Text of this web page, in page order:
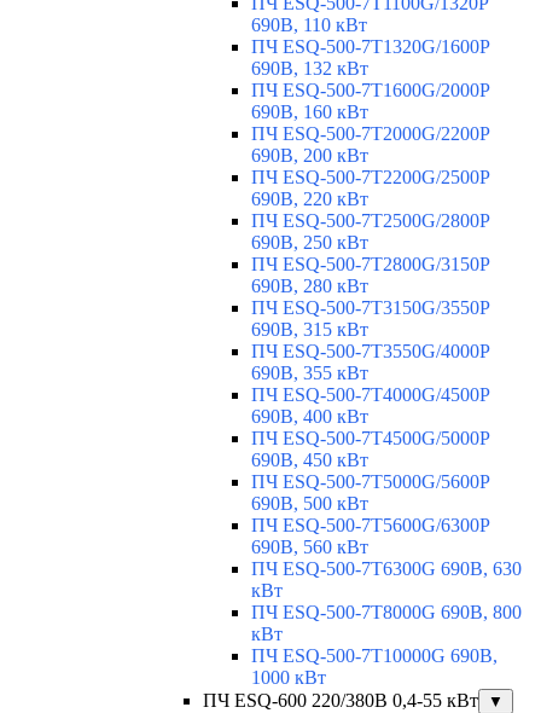
690В, 110 кВт
ПЧ ESQ-500-7T1320G/1600P
690В, 132 кВт
ПЧ ESQ-500-7T1600G/2000P
690В, 160 кВт
ПЧ ESQ-500-7T2000G/2200P
690В, 200 кВт
ПЧ ESQ-500-7T2200G/2500P
690В, 220 кВт
ПЧ ESQ-500-7T2500G/2800P
690В, 250 кВт
ПЧ ESQ-500-7T2800G/3150P
690В, 280 кВт
ПЧ ESQ-500-7T3150G/3550P
690В, 315 кВт
ПЧ ESQ-500-7T3550G/4000P
690В, 355 кВт
ПЧ ESQ-500-7T4000G/4500P
690В, 400 кВт
ПЧ ESQ-500-7T4500G/5000P
690В, 450 кВт
ПЧ ESQ-500-7T5000G/5600P
690В, 500 кВт
ПЧ ESQ-500-7T5600G/6300P
690В, 560 кВт
ПЧ ESQ-500-7T6300G 690В, 630
кВт
ПЧ ESQ-500-7T8000G 690В, 800
кВт
ПЧ ESQ-500-7T10000G 690В,
1000 кВт
ПЧ ESQ-600 220/380В 0,4-55 кВт
▼